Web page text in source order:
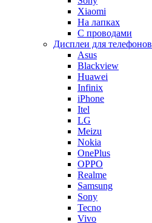
Xiaomi
На лапках
С проводами
Дисплеи для телефонов
Asus
Blackview
Huawei
Infinix
iPhone
Itel
LG
Meizu
Nokia
OnePlus
OPPO
Realme
Samsung
Sony
Tecno
Vivo